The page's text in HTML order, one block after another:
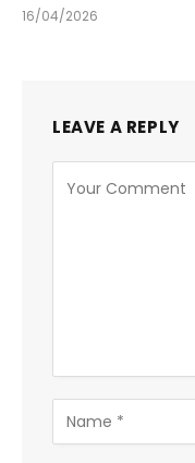
16/04/2026
LEAVE A REPLY